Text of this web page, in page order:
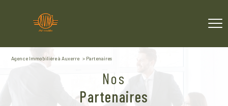
Agence Immobilière à Auxerre Partenaires
Nos
partenaires